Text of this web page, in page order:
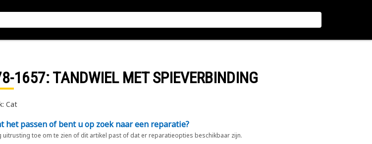
1657: TANDWIEL MET SPIEVERBINDING
Cat
het passen of bent u op zoek naar een reparatie?
uitrusting toe om te zien of dit artikel past of dat er reparatieopties beschikbaar zijn.